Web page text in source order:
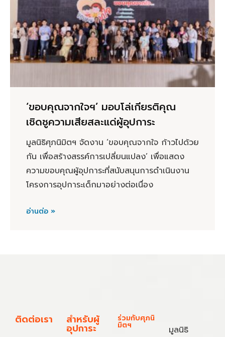
‘ขอบคุณจากใจฯ’ มอบโล่เกียรติคุณ
เชิดชูความเสียสละแด่ผู้อุปการะ
มูลนิธิศุภนิมิตฯ จัดงาน ‘ขอบคุณจากใจ ก้าวไปด้วย
กัน เพื่อสร้างสรรค์การเปลี่ยนแปลง’ เพื่อแสดง
ความขอบคุณผู้อุปการะที่สนับสนุนการดำเนินงาน
โครงการอุปการะเด็กมาอย่างต่อเนื่อง
อ่านต่อ »
ติดต่อเรา สำหรับผู้
อุปการะ
ร่วมกับศุภนิ
มิตฯ
มูลนิธิ